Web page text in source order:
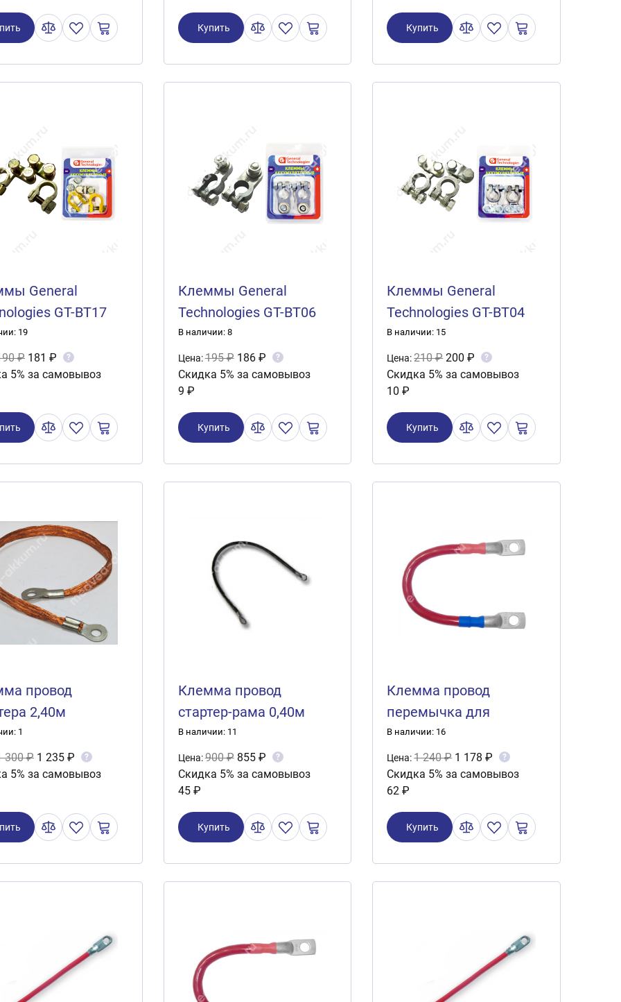
Купить Купить
General
GT-BT17
19
₽ 181 ₽ ?
5% за самовывоз
Клеммы General
Technologies GT-BT06
(2шт.)
В наличии: 8
Цена:195 ₽ 186 ₽ ?
Скидка 5% за самовывоз
9 ₽
Купить
Клеммы General
Technologies GT-BT04
(2шт.)
В наличии: 15
Цена:210 ₽ 200 ₽ ?
Скидка 5% за самовывоз
10 ₽
Купить
провод
2,40м
GT-W07
1
300 ₽ 1 235 ₽ ?
5% за самовывоз
Клемма провод
стартер-рама 0,40м
(S=35кв.мм) GT-W06
В наличии: 11
Цена:900 ₽ 855 ₽ ?
Скидка 5% за самовывоз
45 ₽
Купить
Клемма провод
перемычка для
болтовых выводы
0,70м (S=35кв.мм) GT-
J04
В наличии: 16
Цена:1 240 ₽ 1 178 ₽ ?
Скидка 5% за самовывоз
62 ₽
Купить